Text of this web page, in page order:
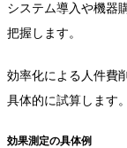
システム導入や機器
把握します。
効率化による人件費
具体的に試算します。
効果測定の具体例